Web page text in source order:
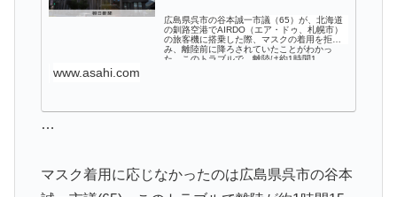
広島県呉市の谷本誠一市議（65）が、北海道
の釧路空港でAIRDO（エア・ドゥ、札幌市）
の旅客機に搭乗した際、マスクの着用を拒
み、離陸前に降ろされていたことがわかっ
た。このトラブルで、離陸は約1時間1…
www.asahi.com
…
マスク着用に応じなかったのは広島県呉市の谷本